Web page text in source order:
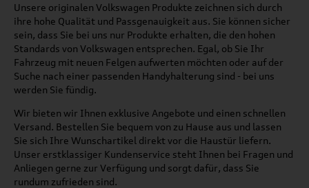
Unsere originalen Volkswagen Produkte zeichnen sich durch
ihre hohe Qualität und Passgenauigkeit aus. Sie können sicher
sein, dass Sie bei uns nur Produkte erhalten, die den hohen
Standards von Volkswagen entsprechen. Egal, ob Sie Ihr
Fahrzeug mit neuen Felgen aufwerten möchten oder auf der
Suche nach einer passenden Handyhalterung sind - bei uns
werden Sie fündig.
Wir bieten wir Ihnen exklusive Angebote und einen schnellen
Versand. Bestellen Sie bequem von zu Hause aus und lassen
Sie sich Ihre Wunschartikel direkt vor die Haustür liefern.
Unser erstklassiger Kundenservice steht Ihnen bei Fragen und
Anliegen gerne zur Verfügung und sorgt dafür, dass Sie
rundum zufrieden sind.